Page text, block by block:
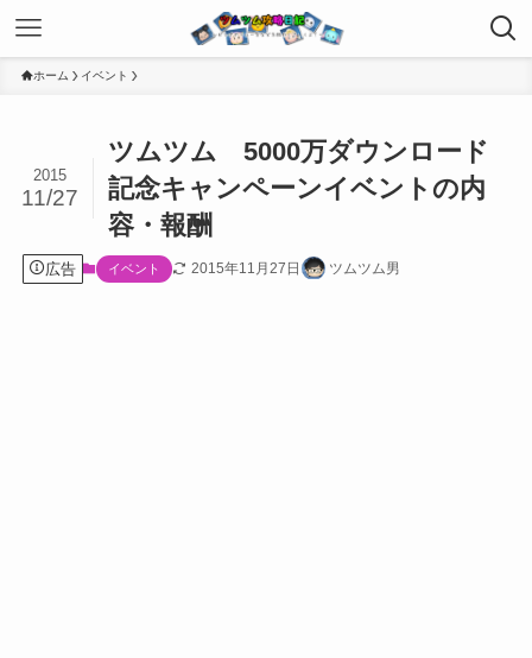
ホーム イベント
ツムツム 5000万ダウンロード
記念キャンペーンイベントの内
容・報酬
2015
11/27
広告 イベント 2015年11月27日 ツムツム男